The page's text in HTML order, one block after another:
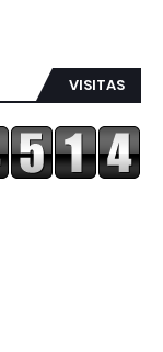
VISITAS